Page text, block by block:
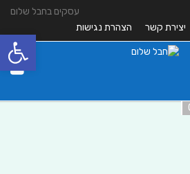
עסקים בחבל שלום
יצירת קשר הצהרת נגישות
פתח